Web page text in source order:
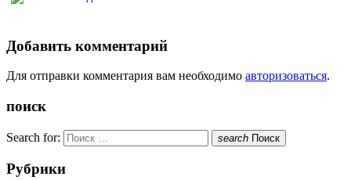
Добавить комментарий
Для отправки комментария вам необходимо авторизоваться.
поиск
Search for: search Поиск
Рубрики